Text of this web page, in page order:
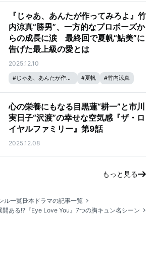
『じゃあ、あんたが作ってみろよ』竹
内涼真“勝男”、一方的なプロポーズか
らの成長に涙 最終回で夏帆“鮎美”に
告げた最上級の愛とは
2025.12.10
#じゃあ、あんたが作ってみろよ #夏帆 #竹内涼真
心の栄養にもなる目黒蓮“耕一”と市川
実日子“沢渡”の幸せな空気感『ザ・ロ
イヤルファミリー』第9話
2025.12.08
もっと見る
ル一覧日本ドラマの記事一覧
開ある!?『Eye Love You』7つの胸キュン名シーン